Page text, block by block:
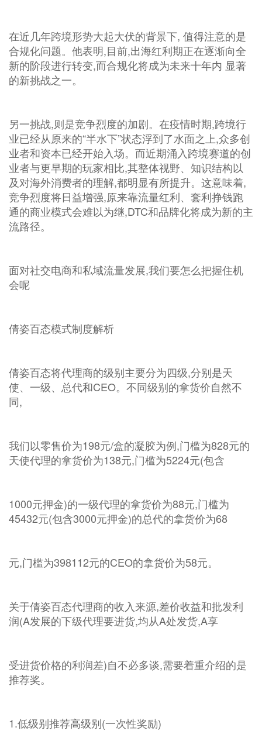
在近几年跨境形势大起大伏的背景下, 值得注意的是
合规化问题。他表明,目前,出海红利期正在逐渐向全
新的阶段进行转变,而合规化将成为未来十年内 显著
的新挑战之一。
另一挑战,则是竞争烈度的加剧。在疫情时期,跨境行
业已经从原来的“半水下”状态浮到了水面之上,众多创
业者和资本已经开始入场。而近期涌入跨境赛道的创
业者与更早期的玩家相比,其整体视野、知识结构以
及对海外消费者的理解,都明显有所提升。这意味着,
竞争烈度将日益增强,原来靠流量红利、套利挣钱跑
通的商业模式会难以为继,DTC和品牌化将成为新的主
流路径。
面对社交电商和私域流量发展,我们要怎么把握住机
会呢
倩姿百态模式制度解析
倩姿百态将代理商的级别主要分为四级,分别是天
使、一级、总代和CEO。不同级别的拿货价自然不
同,
我们以零售价为198元/盒的凝胶为例,门槛为828元的
天使代理的拿货价为138元,门槛为5224元(包含
1000元押金)的一级代理的拿货价为88元,门槛为
45432元(包含3000元押金)的总代的拿货价为68
元,门槛为398112元的CEO的拿货价为58元。
关于倩姿百态代理商的收入来源,差价收益和批发利
润(A发展的下级代理要进货,均从A处发货,A享
受进货价格的利润差)自不必多谈,需要着重介绍的是
推荐奖。
1.低级别推荐高级别(一次性奖励)